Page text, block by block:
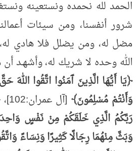
الحمد لله نحمده ونستعينه
شرور أنفسنا، ومن سيئات
مضل له، ومن يضلل فلا هادي له،
الله وحده لا شريك له، وأشهـد
﴿يَا أَيُّهَا الَّذِينَ آَمَنُوا اتَّقُوا اللهَ
وَأَنْتُمْ مُسْلِمُونَ﴾ [آل عمران:102]، ﴿
رَبَّكُمُ الَّذِي خَلَقَكُمْ مِنْ نَفْسٍ
وَبَثَّ مِنْهُمَا رِجَالًا كَثِيرًا وَنِسَاءً